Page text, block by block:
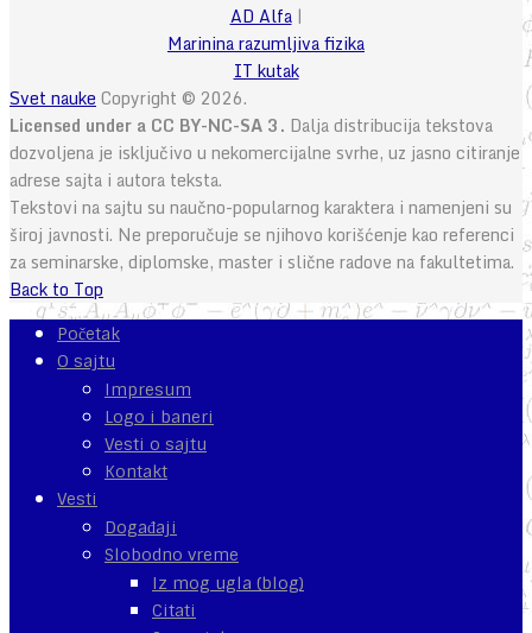
AD Alfa|
Marinina razumljiva fizika
IT kutak
Svet nauke Copyright © 2026.
Licensed under a CC BY-NC-SA 3. Dalja distribucija tekstova
dozvoljena je isključivo u nekomercijalne svrhe, uz jasno citiranje
adrese sajta i autora teksta.
Tekstovi na sajtu su naučno-popularnog karaktera i namenjeni su
široj javnosti. Ne preporučuje se njihovo korišćenje kao referenci
za seminarske, diplomske, master i slične radove na fakultetima.
Back to Top
Početak
O sajtu
Impresum
Logo i baneri
Vesti o sajtu
Kontakt
Vesti
Događaji
Slobodno vreme
Iz mog ugla (blog)
Citati